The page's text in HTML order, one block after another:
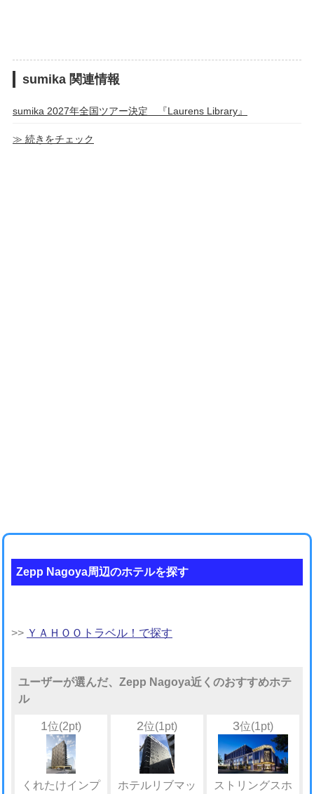
sumika 関連情報
sumika 2027年全国ツアー決定 『Laurens Library』
≫ 続きをチェック
Zepp Nagoya周辺のホテルを探す
>> ＹＡＨＯＯトラベル！で探す
ユーザーが選んだ、Zepp Nagoya近くのおすすめホテ
ル
1位(2pt)
くれたけインプ
2位(1pt)
ホテルリブマッ
3位(1pt)
ストリングスホ